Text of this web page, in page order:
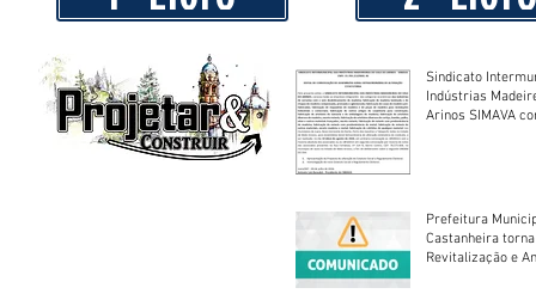
Sindicato
Indústrias
Arinos SIMAVA convoca à
Prefeitura
Castanheira
Revitalização e